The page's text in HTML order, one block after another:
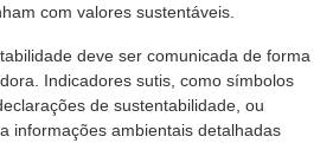
com valores sustentáveis.
deve ser comunicada de forma
Indicadores sutis, como símbolos
de sustentabilidade, ou
informações ambientais detalhadas